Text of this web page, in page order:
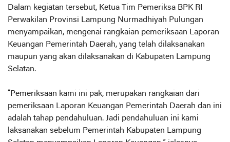
Dalam kegiatan tersebut, Ketua Tim Pemeriksa BPK RI
Perwakilan Provinsi Lampung Nurmadhiyah Pulungan
menyampaikan, mengenai rangkaian pemeriksaan Laporan
Keuangan Pemerintah Daerah, yang telah dilaksanakan
maupun yang akan dilaksanakan di Kabupaten Lampung
Selatan.
“Pemeriksaan kami ini pak, merupakan rangkaian dari
pemeriksaan Laporan Keuangan Pemerintah Daerah dan ini
adalah tahap pendahuluan. Jadi pendahuluan ini kami
laksanakan sebelum Pemerintah Kabupaten Lampung